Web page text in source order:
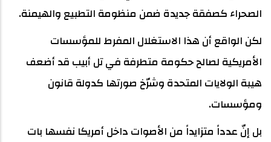
الصحراء كصفقة جديدة ضمن منظومة التطبيع والهيمنة.
لكن الواقع أن هذا الاستغلال المفرط للمؤسسات
الأمريكية لصالح حكومة متطرفة في تل أبيب قد أضعف
هيبة الولايات المتحدة وشرّخ صورتها كدولة قانون
ومؤسسات.
بل إنّ عدداً متزايداً من الأصوات داخل أمريكا نفسها بات